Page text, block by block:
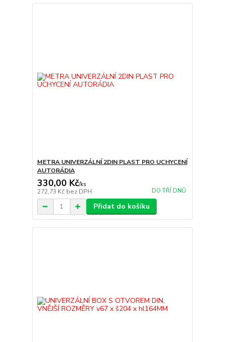
METRA UNIVERZÁLNÍ 2DIN PLAST PRO UCHYCENÍ
AUTORÁDIA
330,00 Kč/ks
272,73 Kč bez DPH DO TŘÍ DNŮ
Přidat do košíku